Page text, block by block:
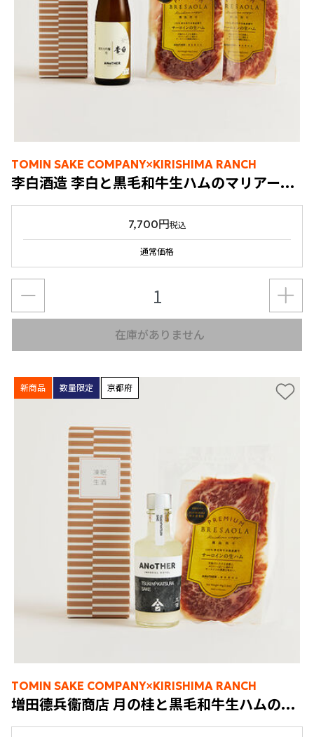
TOMIN SAKE COMPANY×KIRISHIMA RANCH
李白酒造 李白と黒毛和牛生ハムのマリアージュセット
7,700円税込
通常価格
在庫がありません
新商品 数量限定 京都府
TOMIN SAKE COMPANY×KIRISHIMA RANCH
増田德兵衞商店 月の桂と黒毛和牛生ハムのマリアージュセット